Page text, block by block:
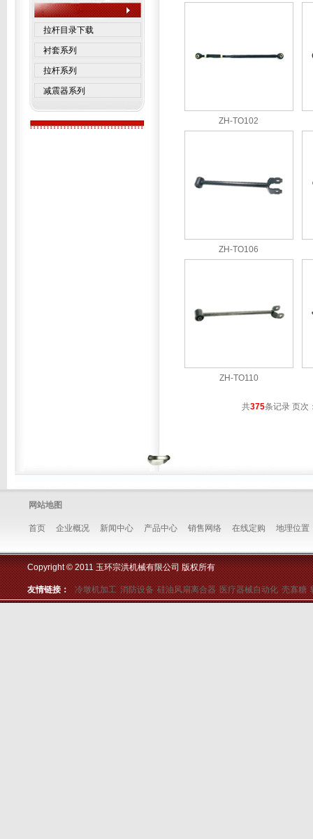
拉杆目录下载
衬套系列
拉杆系列
减震器系列
ZH-TO102
ZH-TO106
ZH-TO110
共375条记录 页次
网站地图
首页 企业概况 新闻中心 产品中心 销售网络 在线定购 地理位置
Copyright © 2011 玉环宗洪机械有限公司 版权所有
友情链接： 冷墩机加工 消防设备 硅油风扇离合器 医疗器械自动化 壳寡糖